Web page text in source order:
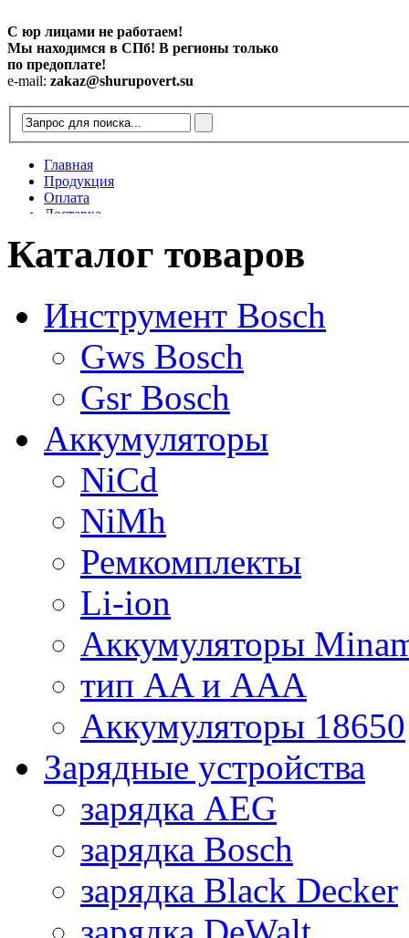
С юр лицами не работаем!
Мы находимся в СПб! В регионы только
по предоплате!
e-mail: zakaz@shurupovert.su
Главная
Продукция
Оплата
Доставка
Статьи
Каталог товаров
Инструмент Bosch
Gws Bosch
Gsr Bosch
Аккумуляторы
NiCd
NiMh
Ремкомплекты
Li-ion
Аккумуляторы
тип AA и AAA
Аккумуляторы 18650
Зарядные устройства
зарядка AEG
зарядка Bosch
зарядка Black Decker